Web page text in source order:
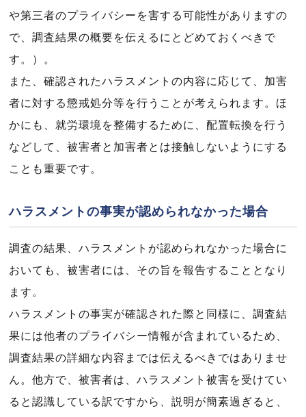
や第三者のプライバシーを害する可能性がありますの
で、調査結果の概要を伝えるにとどめておくべきで
す。）。
また、確認されたハラスメントの内容に応じて、加害
者に対する懲戒処分等を行うことが考えられます。ほ
かにも、就労環境を整備するために、配置転換を行う
などして、被害者と加害者とは接触しないようにする
ことも重要です。
ハラスメントの事実が認められなかった場合
調査の結果、ハラスメントが認められなかった場合に
おいても、被害者には、その旨を報告することとなり
ます。
ハラスメントの事実が確認された際と同様に、調査結
果には他者のプライバシー情報が含まれているため、
調査結果の詳細な内容までは伝えるべきではありませ
ん。他方で、被害者は、ハラスメント被害を受けてい
ると認識している訳ですから、説明が簡素過ぎると、